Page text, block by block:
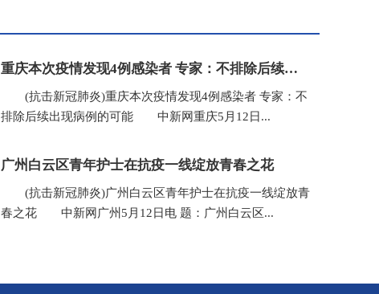
重庆本次疫情发现4例感染者 专家：不排除后续出现病例的可能
(抗击新冠肺炎)重庆本次疫情发现4例感染者 专家：不
排除后续出现病例的可能 中新网重庆5月12日...
广州白云区青年护士在抗疫一线绽放青春之花
(抗击新冠肺炎)广州白云区青年护士在抗疫一线绽放青
春之花 中新网广州5月12日电 题：广州白云区...